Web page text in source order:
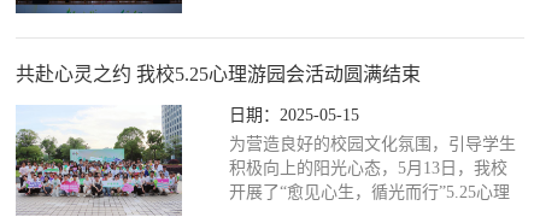
传部、教育厅思政处一级调研员陈解，
湖南乐贞教育科技有限公司董事长黄
波、副董事长李亚玲出席活动，学生工
作部、团委、中西医结合学院负责人，
各学院师生代表参加活动。湖南省普通
高校学生心理健康教育专家指导委员会
（简称心指委）相关专家担任大赛评
共赴心灵之约 我校5.25心理游园会活动圆满结束
日期：2025-05-15
为营造良好的校园文化氛围，引导学生
积极向上的阳光心态，5月13日，我校
开展了“愈见心生，循光而行”5.25心理